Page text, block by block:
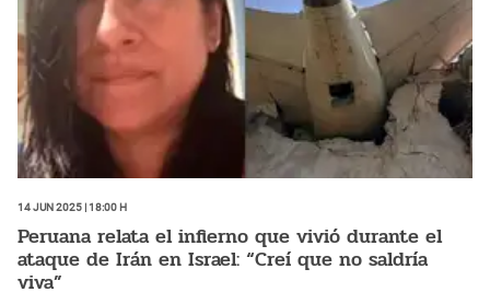
14 Jun 2025 | 18:00 h
Peruana relata el infierno que vivió durante el
ataque de Irán en Israel: “Creí que no saldría
viva”